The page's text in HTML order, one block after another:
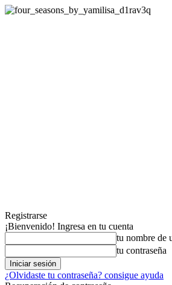
Registrarse
¡Bienvenido! Ingresa en tu cuenta
tu nombre de
tu contraseña
¿Olvidaste tu contraseña? consigue ayuda